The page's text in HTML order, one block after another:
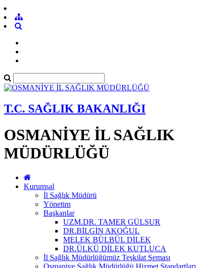
T.C. SAĞLIK BAKANLIĞI
OSMANİYE İL SAĞLIK
MÜDÜRLÜĞÜ
Kurumsal
İl Sağlık Müdürü
Yönetim
Başkanlar
UZM.DR. TAMER GÜLSUR
DR.BİLGİN AKOĞUL
MELEK BÜLBÜL DİLEK
DR.ÜLKÜ DİLEK KUTLUCA
İl Sağlık Müdürlüğümüz Teşkilat Şeması
Osmaniye Sağlık Müdürlüğü Hizmet Standartları